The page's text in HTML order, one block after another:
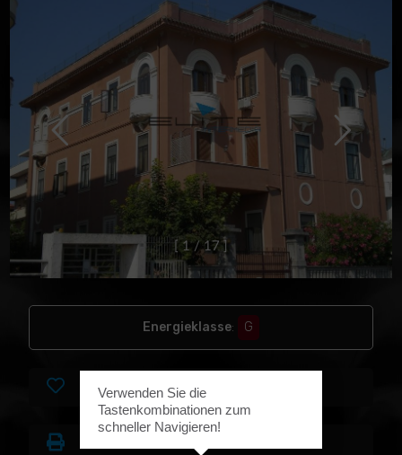
1 / 1 7 ]
Energieklasse: G
Favoriten
Verwenden Sie die
Tastenkombinationen zum
schneller Navigieren!